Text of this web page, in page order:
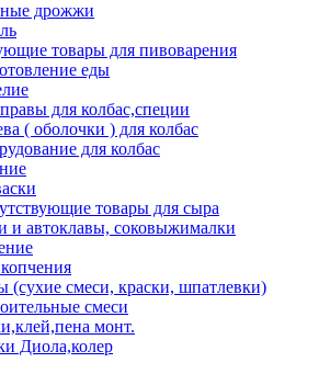
дрожжи
товары для пивоварения
еды
для колбас,специи
( оболочки ) для колбас
для колбас
товары для сыра
и автоклавы, соковыжималки
(сухие смеси, краски, шпатлевки)
смеси
монт.
Диола,колер